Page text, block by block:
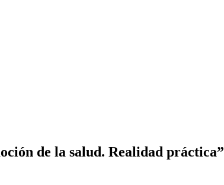
de la salud. Realidad práctica”